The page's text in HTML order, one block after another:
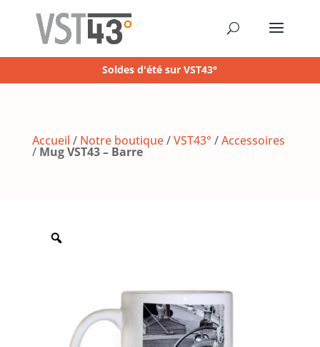
Soldes d'été sur VST43°
Accueil / Notre boutique/VST43° /Accessoires
/ Mug VST43 – Barre